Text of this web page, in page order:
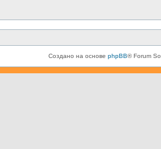
Создано на основе phpBB® Forum